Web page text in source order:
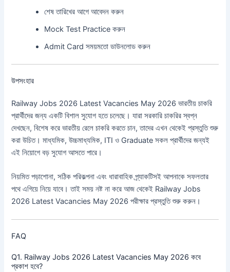
শেষ তারিখের আগে আবেদন করুন
Mock Test Practice করুন
Admit Card সময়মতো ডাউনলোড করুন
উপসংহার
Railway Jobs 2026 Latest Vacancies May 2026 ভারতীয় চাকরি
প্রার্থীদের জন্য একটি বিশাল সুযোগ হতে চলেছে। যারা সরকারি চাকরির স্বপ্ন
দেখছেন, বিশেষ করে ভারতীয় রেলে চাকরি করতে চান, তাদের এখন থেকেই প্রস্তুতি শুরু
করা উচিত। মাধ্যমিক, উচ্চমাধ্যমিক, ITI ও Graduate সকল প্রার্থীদের জন্যই
এই নিয়োগে বড় সুযোগ আসতে পারে।
নিয়মিত পড়াশোনা, সঠিক পরিকল্পনা এবং ধারাবাহিক প্র্যাকটিসই আপনাকে সফলতার
পথে এগিয়ে নিয়ে যাবে। তাই সময় নষ্ট না করে আজ থেকেই Railway Jobs
2026 Latest Vacancies May 2026 পরীক্ষার প্রস্তুতি শুরু করুন।
FAQ
Q1. Railway Jobs 2026 Latest Vacancies May 2026 কবে
প্রকাশ হবে?